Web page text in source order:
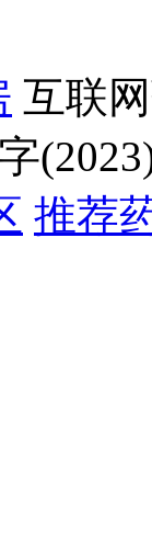
互联
推荐